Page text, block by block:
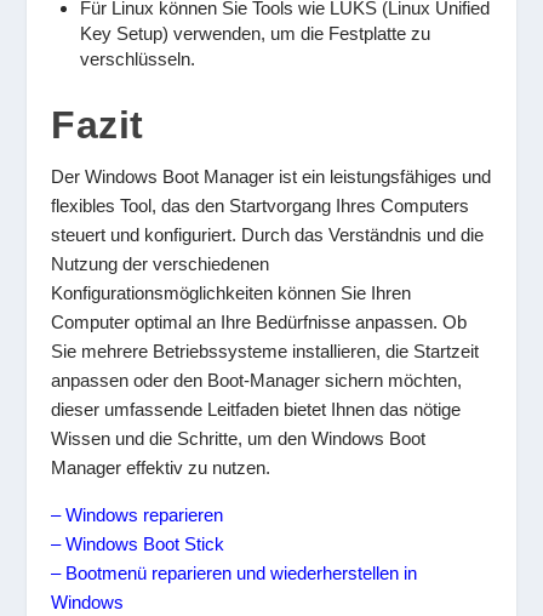
Für Linux können Sie Tools wie LUKS (Linux Unified
Key Setup) verwenden, um die Festplatte zu
verschlüsseln.
Fazit
Der Windows Boot Manager ist ein leistungsfähiges und
flexibles Tool, das den Startvorgang Ihres Computers
steuert und konfiguriert. Durch das Verständnis und die
Nutzung der verschiedenen
Konfigurationsmöglichkeiten können Sie Ihren
Computer optimal an Ihre Bedürfnisse anpassen. Ob
Sie mehrere Betriebssysteme installieren, die Startzeit
anpassen oder den Boot-Manager sichern möchten,
dieser umfassende Leitfaden bietet Ihnen das nötige
Wissen und die Schritte, um den Windows Boot
Manager effektiv zu nutzen.
– Windows reparieren
– Windows Boot Stick
– Bootmenü reparieren und wiederherstellen in
Windows